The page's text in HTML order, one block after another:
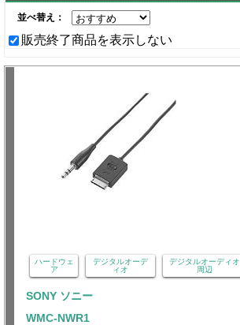
並べ替え：
販売終了商品を表示しない
ハードウェ
ア
デジタルオーデ
ィオ
デジタルオーディオ
周辺
SONY ソニー
WMC-NWR1